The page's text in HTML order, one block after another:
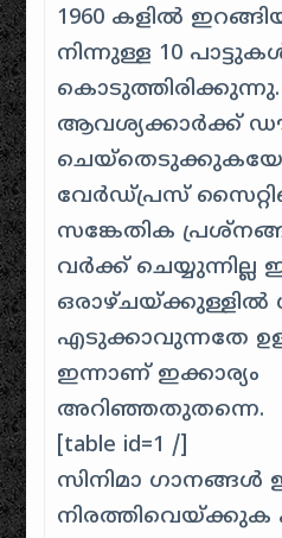
1960 കളിൽ
നിന്നുള്ള 10
ആവശ്യക്കാർക്ക്
വേർഡ്പ്രസ്
സങ്കേതിക
വർക്ക് ചെയ്യുന്നില്ല
ഒരാഴ്ചയ്ക്കുള്ളിൽ
എടുക്കാവുന്നതേ
ഇന്നാണ് ഇക്കാര്യം
അറിഞ്ഞതുതന്നെ.
[table id=1 /]
സിനിമാ ഗാനങ്ങൾ
നിരത്തിവെയ്ക്കുക